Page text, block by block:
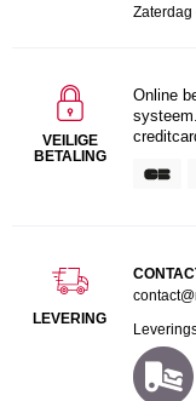
Zaterdag
VEILIGE
BETALING
Online
LEVERING